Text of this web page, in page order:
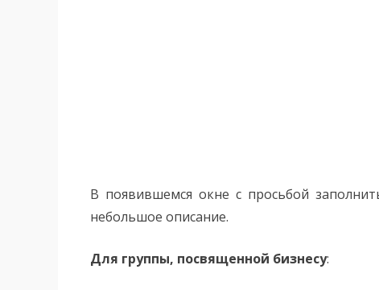
В появившемся окне с просьбой
небольшое описание.
Для группы, посвященной бизнесу: